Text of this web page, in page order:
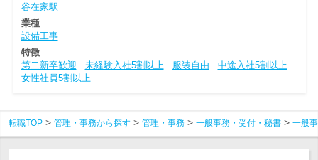
谷在家駅
業種
設備工事
特徴
第二新卒歓迎
未経験入社5割以上 服装自由
中途入社5割以上
女性社員5割以上
転職TOP 管理・事務から探す 管理・事務 一般事務・受付・秘書 一般